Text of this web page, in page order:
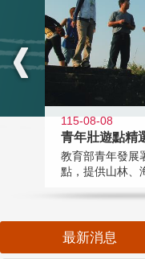
115-08-08
青年壯遊點精
教育部青年發展
點，提供山林、
最新消息